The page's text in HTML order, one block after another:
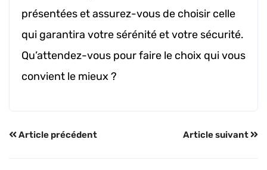
présentées et assurez-vous de choisir celle
qui garantira votre sérénité et votre sécurité.
Qu’attendez-vous pour faire le choix qui vous
convient le mieux ?
Article précédent Article suivant